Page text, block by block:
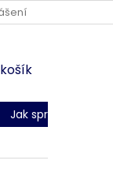
PODMÍNKY
Jak správně